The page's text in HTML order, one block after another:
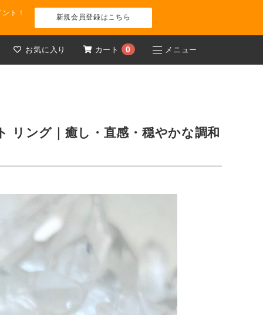
ト！ 新規会員登録はこちら
お気に入り カート 0 メニュー
リング｜癒し・直感・穏やかな調和